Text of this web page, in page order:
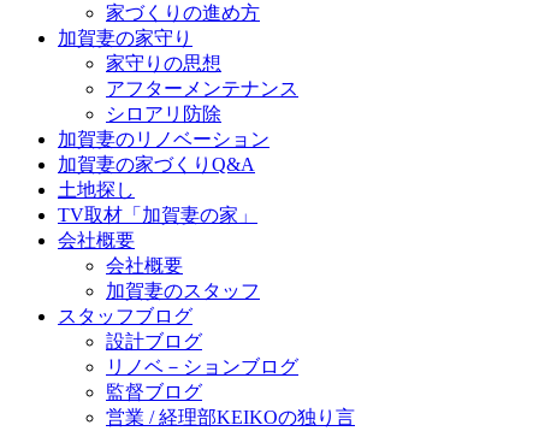
家づくりの進め方
加賀妻の家守り
家守りの思想
アフターメンテナンス
シロアリ防除
加賀妻のリノベーション
加賀妻の家づくりQ&A
土地探し
TV取材「加賀妻の家」
会社概要
会社概要
加賀妻のスタッフ
スタッフブログ
設計ブログ
リノベ－ションブログ
監督ブログ
営業 / 経理部KEIKOの独り言